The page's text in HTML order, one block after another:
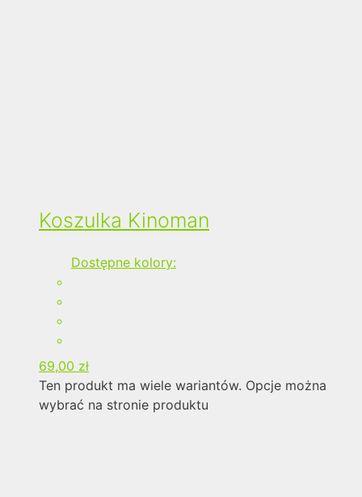
Koszulka Kinoman
Dostępne kolory:
69,00 zł
Ten produkt ma wiele wariantów. Opcje można
wybrać na stronie produktu